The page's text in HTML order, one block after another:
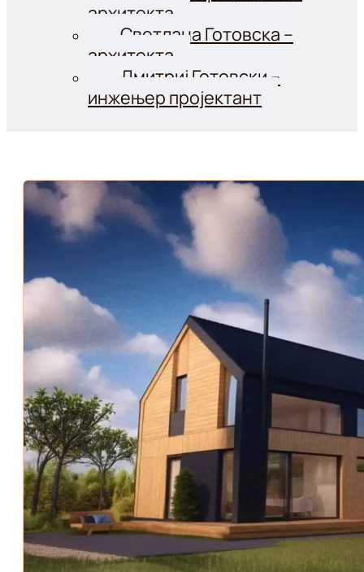
aрхитекта
Светлана Готовска –
архитекта
Дмитриј Готовски –
инжењер пројектант